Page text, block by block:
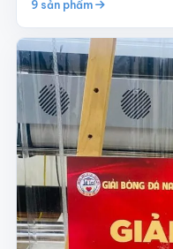
9 sản phẩm